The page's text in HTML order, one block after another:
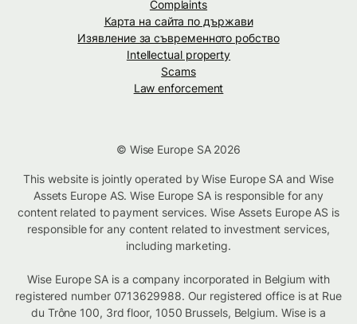
Complaints
Карта на сайта по държави
Изявление за съвременното робство
Intellectual property
Scams
Law enforcement
© Wise Europe SA 2026
This website is jointly operated by Wise Europe SA and Wise
Assets Europe AS. Wise Europe SA is responsible for any
content related to payment services. Wise Assets Europe AS is
responsible for any content related to investment services,
including marketing.
Wise Europe SA is a company incorporated in Belgium with
registered number 0713629988. Our registered office is at Rue
du Trône 100, 3rd floor, 1050 Brussels, Belgium. Wise is a